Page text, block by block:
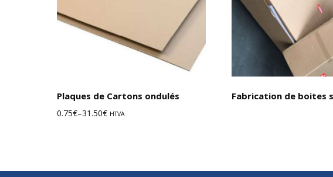
Plaques de Cartons ondulés
0.75€–31.50€ HTVA
Fabrication de boites